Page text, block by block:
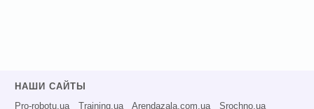
НАШИ САЙТЫ
Pro-robotu.ua Training.ua Arendazala.com.ua Srochno.ua